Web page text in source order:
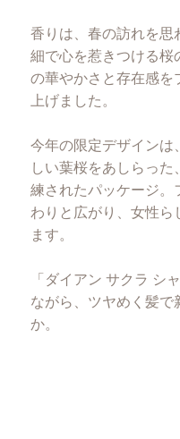
香りは、春の訪れを思
細で心を惹きつける桜
の華やかさと存在感を
上げました。
今年の限定デザインは
しい葉桜をあしらっ
練されたパッケージ。
わりと広がり、女性ら
ます。
「ダイアン サクラ シ
ながら、ツヤめく髪で
か。